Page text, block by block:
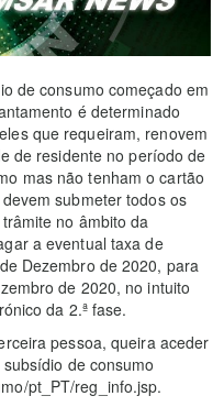
de consumo começado em
é determinado
que requeiram, renovem
de residente no período de
mas não tenham o cartão
submeter todos os
no âmbito da
a eventual taxa de
Dezembro de 2020, para
de 2020, no intuito
da 2.ª fase.
pessoa, queira aceder
de consumo
pt_PT/reg_info.jsp.